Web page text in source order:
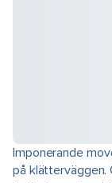
Imponerande
på klätterväggen.